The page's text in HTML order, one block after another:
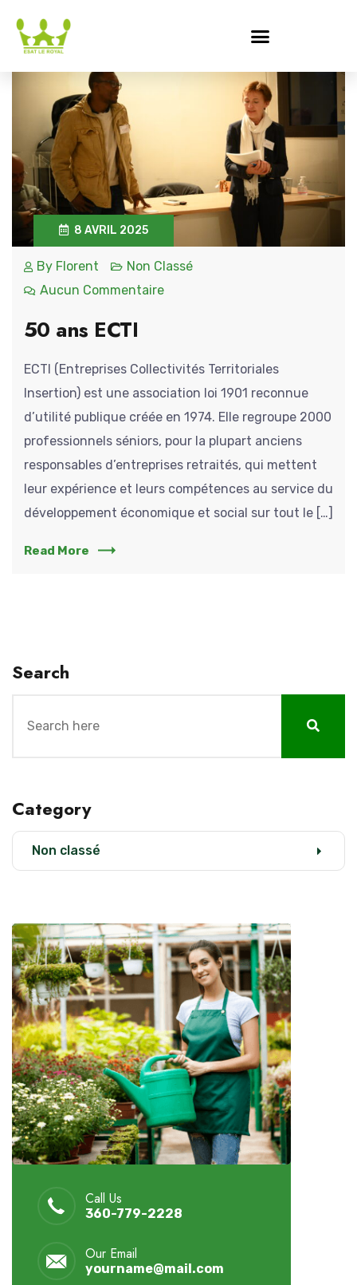
8 AVRIL 2025
By Florent
Non Classé
Aucun Commentaire
50 ans ECTI
ECTI (Entreprises Collectivités Territoriales
Insertion) est une association loi 1901 reconnue
d’utilité publique créée en 1974. Elle regroupe 2000
professionnels séniors, pour la plupart anciens
responsables d’entreprises retraités, qui mettent
leur expérience et leurs compétences au service du
développement économique et social sur tout le […]
Read More
Search
Category
Non classé
Call Us
360-779-2228
Our Email
yourname@mail.com